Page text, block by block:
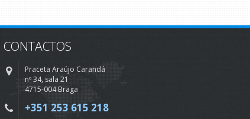
CONTACTOS
Praceta Araújo Carandá
nº 34, sala 21
4715-004 Braga
+351 253 615 218